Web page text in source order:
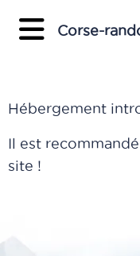
Corse-
Hébergement
Il est
site !